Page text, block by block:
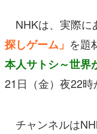
その他
電ファミニコゲーマ
運営：株式会社マレ
NHKは、実際に
探しゲーム」 を題
本人サトシ～世界
21日（金）夜22時
チャンネルは